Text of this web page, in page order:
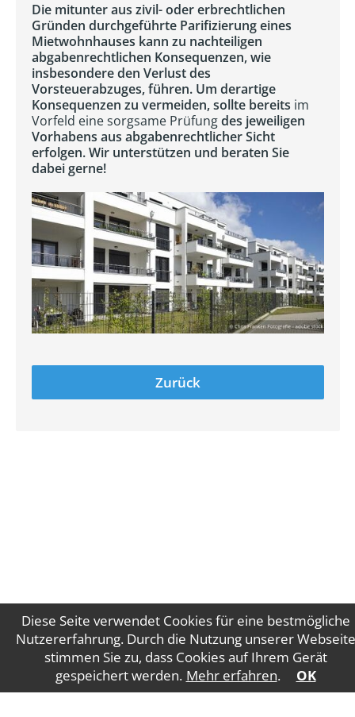
Diese Seite verwendet Cookies für eine bestmögliche
Nutzererfahrung. Durch die Nutzung unserer Webseite
stimmen Sie zu, dass Cookies auf Ihrem Gerät
gespeichert werden. Mehr erfahren. OK
Die mitunter aus zivil- oder erbrechtlichen
Gründen durchgeführte Parifizierung eines
Mietwohnhauses kann zu nachteiligen
abgabenrechtlichen Konsequenzen, wie
insbesondere den Verlust des
Vorsteuerabzuges, führen. Um derartige
Konsequenzen zu vermeiden, sollte bereits im
Vorfeld eine sorgsame Prüfungdes jeweiligen
Vorhabens aus abgabenrechtlicher Sicht
erfolgen. Wir unterstützen und beraten Sie
dabei gerne!
Zurück
Impressum Datenschutz